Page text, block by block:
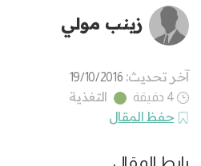
زينب مولي
آخر تحديث: 19/10/2016
4 دقيقة
التغذية
حفظ المقال